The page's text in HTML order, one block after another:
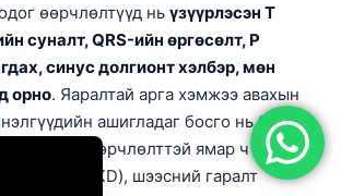
өөрчлөлтүүд нь үзүүрлэсэн T
суналт, QRS-ийн өргөсөлт, P
синус долгионт хэлбэр, мөн
орно. Яаралтай арга хэмжээ авахын
ашигладаг босго нь6.5
ЭКГ-ийн өөрчлөлттэй ямар ч
би ХБӨ (CKD), шээсний гаралт